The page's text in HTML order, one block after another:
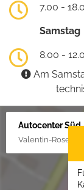
7.00 -
Samstag
8.00 -
Am
Autocenter Süd
Valentin-Rose-